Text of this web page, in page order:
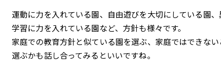
運動に力を入れている園、自由遊びを大切にしている園
学習に力を入れている園など、方針も様々です。
家庭での教育方針と似ている園を選ぶ、家庭ではできな
選ぶかも話し合ってみるといいですね。